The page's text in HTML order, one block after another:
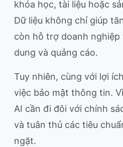
khóa học, tài liệu hoặc
Dữ liệu không chỉ giúp
còn hỗ trợ doanh
dung và quảng cáo.
Tuy nhiên, cùng với lợi
việc bảo mật thông tin.
AI cần đi đôi với chính
và tuân thủ các tiêu
ngặt.